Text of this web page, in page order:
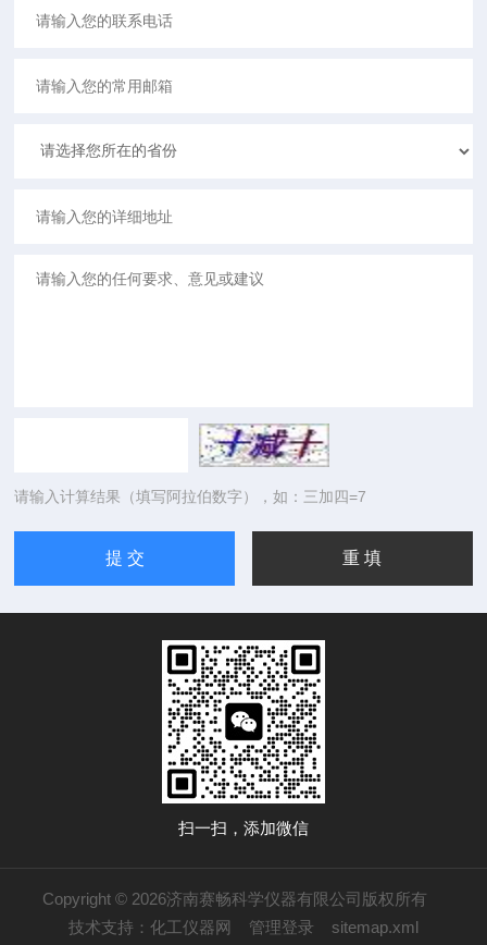
请输入计算结果（填写阿拉伯数字），如：三加四=7
扫一扫，添加微信
Copyright © 2026济南赛畅科学仪器有限公司版权所有
技术支持： 化工仪器网 管理登录 sitemap.xml